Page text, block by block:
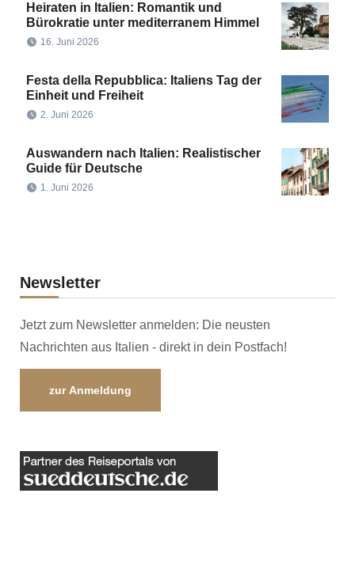
Heiraten in Italien: Romantik und
Bürokratie unter mediterranem Himmel
16. Juni 2026
Festa della Repubblica: Italiens Tag der
Einheit und Freiheit
2. Juni 2026
Auswandern nach Italien: Realistischer
Guide für Deutsche
1. Juni 2026
Newsletter
Jetzt zum Newsletter anmelden: Die neusten
Nachrichten aus Italien - direkt in dein Postfach!
zur Anmeldung